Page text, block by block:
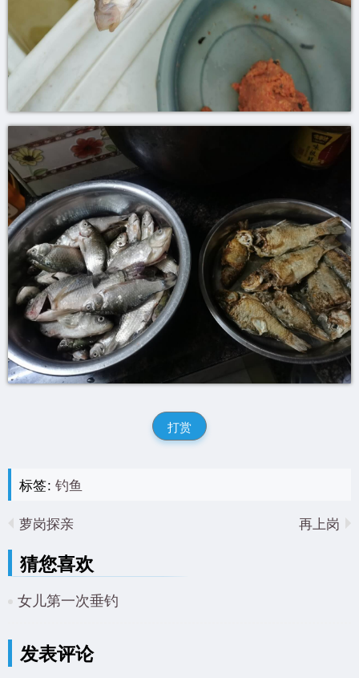
打赏
标签: 钓鱼
萝岗探亲
再上岗
猜您喜欢
女儿第一次垂钓
发表评论